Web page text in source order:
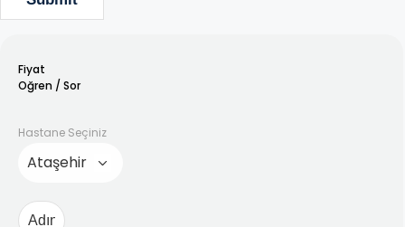
Fiyat
Oğren / Sor
Hastane Seçiniz